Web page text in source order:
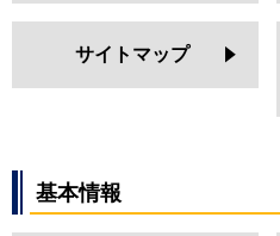
サイトマップ
基本情報